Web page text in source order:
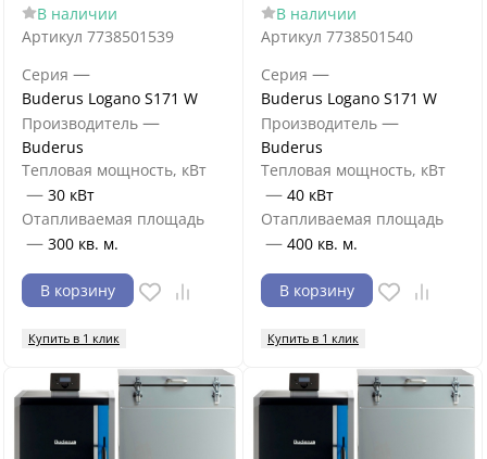
В наличии
Артикул 7738501539
Серия —
Buderus Logano S171 W
Производитель —
Buderus
Тепловая мощность, кВт
— 30 кВт
Отапливаемая площадь
— 300 кв. м.
В корзину
Купить в 1 клик
В наличии
Артикул 7738501540
Серия —
Buderus Logano S171 W
Производитель —
Buderus
Тепловая мощность, кВт
— 40 кВт
Отапливаемая площадь
— 400 кв. м.
В корзину
Купить в 1 клик